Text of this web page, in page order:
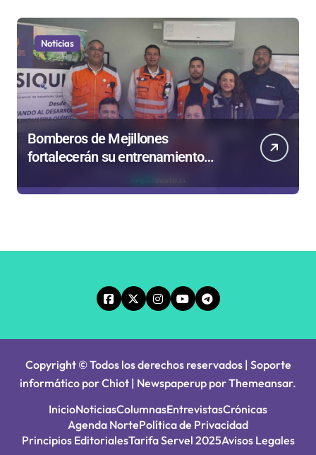
Noticias
Bomberos de Mejillones
fortalecerán su entrenamiento
para enfrentar emergencias
complejas
Copyright © Todos los derechos reservados | Soporte
informático por Chiot | Newspaperup porThemeansar.
InicioNoticiasColumnasEntrevistasCrónicas
Agenda NortePolítica de Privacidad
Principios EditorialesTarifa Servel 2025Avisos Legales